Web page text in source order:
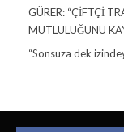
GÜRER: “ÇİFTÇİ
MUTLULUĞUNU
“Sonsuza dek